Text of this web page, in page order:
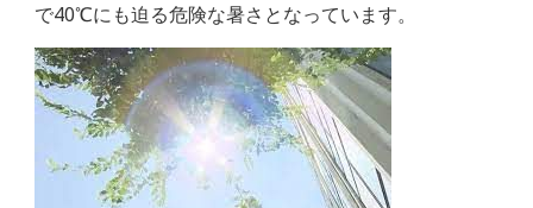
で40℃にも迫る危険な暑さとなっています。